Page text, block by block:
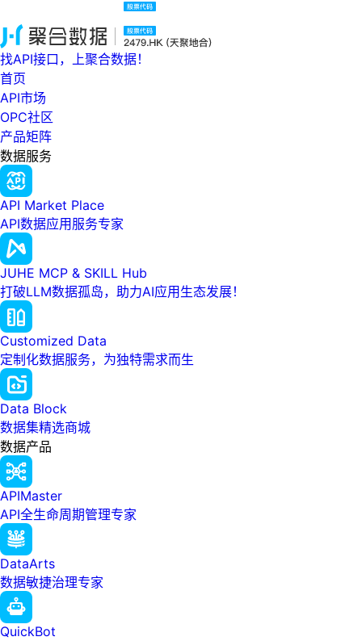
找API接口，上聚合数据！
首页
API市场
OPC社区
产品矩阵
数据服务
API Market Place
API数据应用服务专家
JUHE MCP & SKILL Hub
打破LLM数据孤岛，助力AI应用生态发展！
Customized Data
定制化数据服务，为独特需求而生
Data Block
数据集精选商城
数据产品
APIMaster
API全生命周期管理专家
DataArts
数据敏捷治理专家
QuickBot